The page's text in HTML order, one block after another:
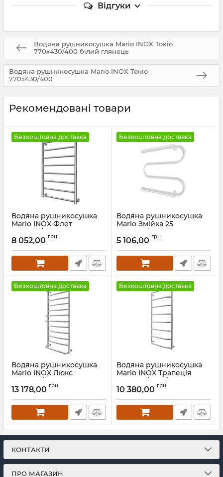
Відгуки
Водяна рушникосушка Mario INOX Токіо
770х430/400 білий глянець
Водяна рушникосушка Mario INOX Токіо
770х430/400
Рекомендовані товари
Безкоштовна доставка
Водяна рушникосушка
Mario INOX Флет
770х530/500 чорний мат
Артикул:1.8.044565.P-BM
8 052,00 грн
Безкоштовна доставка
Водяна рушникосушка
Mario Змійка 25
525х600/500 + полички
білий глянець
Артикул:1.1.2603.04.P-WG
5 106,00 грн
Безкоштовна доставка
Водяна рушникосушка
Mario INOX Люкс
1170х530/500 сатин
Артикул:1.074.044582.0-ST
13 178,00 грн
Безкоштовна доставка
Водяна рушникосушка
Mario INOX Трапеція
1170х530/500 білий мат
Артикул:1.8.044620.P-WM
10 380,00 грн
КОНТАКТИ
ПРО МАГАЗИН